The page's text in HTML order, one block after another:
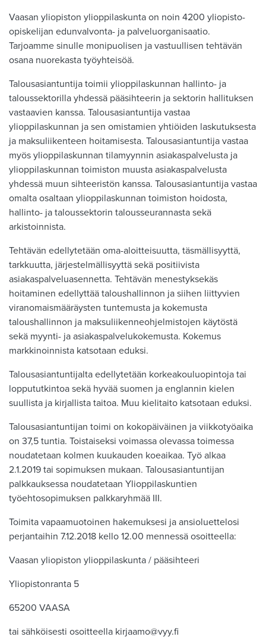
Vaasan yliopiston ylioppilaskunta on noin 4200 yliopisto-
opiskelijan edunvalvonta- ja palveluorganisaatio.
Tarjoamme sinulle monipuolisen ja vastuullisen tehtävän
osana nuorekasta työyhteisöä.
Talousasiantuntija toimii ylioppilaskunnan hallinto- ja
taloussektorilla yhdessä pääsihteerin ja sektorin hallituksen
vastaavien kanssa. Talousasiantuntija vastaa
ylioppilaskunnan ja sen omistamien yhtiöiden laskutuksesta
ja maksuliikenteen hoitamisesta. Talousasiantuntija vastaa
myös ylioppilaskunnan tilamyynnin asiakaspalvelusta ja
ylioppilaskunnan toimiston muusta asiakaspalvelusta
yhdessä muun sihteeristön kanssa. Talousasiantuntija vastaa
omalta osaltaan ylioppilaskunnan toimiston hoidosta,
hallinto- ja taloussektorin talousseurannasta sekä
arkistoinnista.
Tehtävän edellytetään oma-aloitteisuutta, täsmällisyyttä,
tarkkuutta, järjestelmällisyyttä sekä positiivista
asiakaspalveluasennetta. Tehtävän menestyksekäs
hoitaminen edellyttää taloushallinnon ja siihen liittyvien
viranomaismääräysten tuntemusta ja kokemusta
taloushallinnon ja maksuliikenneohjelmistojen käytöstä
sekä myynti- ja asiakaspalvelukokemusta. Kokemus
markkinoinnista katsotaan eduksi.
Talousasiantuntijalta edellytetään korkeakouluopintoja tai
loppututkintoa sekä hyvää suomen ja englannin kielen
suullista ja kirjallista taitoa. Muu kielitaito katsotaan eduksi.
Talousasiantuntijan toimi on kokopäiväinen ja viikkotyöaika
on 37,5 tuntia. Toistaiseksi voimassa olevassa toimessa
noudatetaan kolmen kuukauden koeaikaa. Työ alkaa
2.1.2019 tai sopimuksen mukaan. Talousasiantuntijan
palkkauksessa noudatetaan Ylioppilaskuntien
työehtosopimuksen palkkaryhmää III.
Toimita vapaamuotoinen hakemuksesi ja ansioluettelosi
perjantaihin 7.12.2018 kello 12.00 mennessä osoitteella:
Vaasan yliopiston ylioppilaskunta / pääsihteeri
Yliopistonranta 5
65200 VAASA
tai sähköisesti osoitteella kirjaamo@vyy.fi